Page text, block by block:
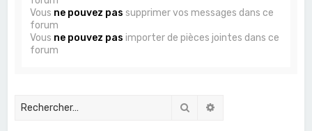
Vous ne pouvez pas supprimer vos messages dans ce
forum
Vous ne pouvez pas importer de pièces jointes dans ce
forum
Rechercher